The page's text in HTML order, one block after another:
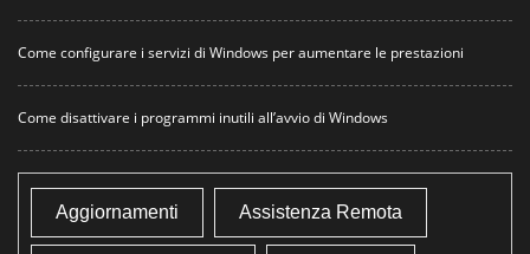
Come configurare i servizi di Windows per aumentare le prestazioni
Come disattivare i programmi inutili all’avvio di Windows
Aggiornamenti Assistenza Remota